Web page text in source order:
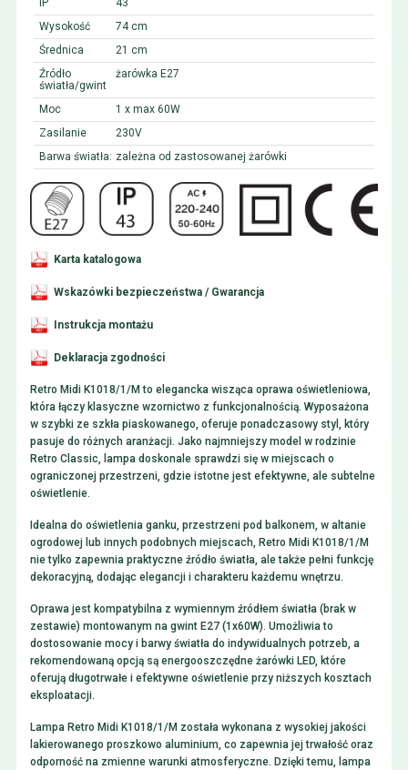
IP
43
Wysokość
74 cm
Średnica
21 cm
Źródło
światła/gwint
żarówka E27
Moc
1 x max 60W
Zasilanie
230V
Barwa światła: zależna od zastosowanej żarówki
Karta katalogowa
Wskazówki bezpieczeństwa / Gwarancja
Instrukcja montażu
Deklaracja zgodności
Retro Midi K1018/1/M to elegancka wisząca oprawa oświetleniowa,
która łączy klasyczne wzornictwo z funkcjonalnością. Wyposażona
w szybki ze szkła piaskowanego, oferuje ponadczasowy styl, który
pasuje do różnych aranżacji. Jako najmniejszy model w rodzinie
Retro Classic, lampa doskonale sprawdzi się w miejscach o
ograniczonej przestrzeni, gdzie istotne jest efektywne, ale subtelne
oświetlenie.
Idealna do oświetlenia ganku, przestrzeni pod balkonem, w altanie
ogrodowej lub innych podobnych miejscach, Retro Midi K1018/1/M
nie tylko zapewnia praktyczne źródło światła, ale także pełni funkcję
dekoracyjną, dodając elegancji i charakteru każdemu wnętrzu.
Oprawa jest kompatybilna z wymiennym źródłem światła (brak w
zestawie) montowanym na gwint E27 (1x60W). Umożliwia to
dostosowanie mocy i barwy światła do indywidualnych potrzeb, a
rekomendowaną opcją są energooszczędne żarówki LED, które
oferują długotrwałe i efektywne oświetlenie przy niższych kosztach
eksploatacji.
Lampa Retro Midi K1018/1/M została wykonana z wysokiej jakości
lakierowanego proszkowo aluminium, co zapewnia jej trwałość oraz
odporność na zmienne warunki atmosferyczne. Dzięki temu, lampa